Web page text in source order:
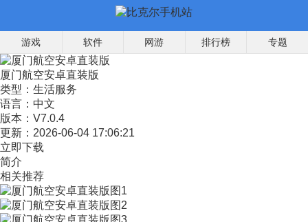
游戏 软件 网游 排行榜 专题
厦门航空安卓直装版
类型： 生活服务
语言： 中文
版本： V7.0.4
更新： 2026-06-04 17:06:21
立即下载
简介
相关推荐